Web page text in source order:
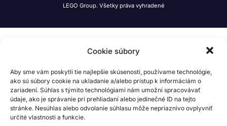
Cookie súbory
Aby sme vám poskytli tie najlepšie skúsenosti, používame technológie,
ako sú súbory cookie na ukladanie a/alebo prístup k informáciám o
zariadení. Súhlas s týmito technológiami nám umožní spracovávať
údaje, ako je správanie pri prehliadaní alebo jedinečné ID na tejto
stránke. Nesúhlas alebo odvolanie súhlasu môže nepriaznivo ovplyvniť
určité vlastnosti a funkcie.
LEGO Group. Všetky práva vyhradené